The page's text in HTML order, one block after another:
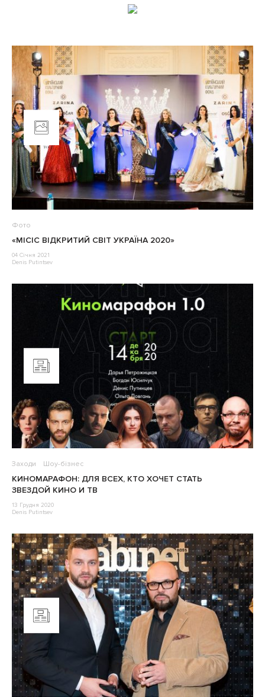
Фото
«МІСІС ВІДКРИТИЙ СВІТ УКРАЇНА 2020»
04 Січня 2021
Denis Putintsev
Заходи Шоу-бізнес
КИНОМАРАФОН: ДЛЯ ВСЕХ, КТО ХОЧЕТ СТАТЬ
ЗВЕЗДОЙ КИНО И ТВ
13 Грудня 2020
Denis Putintsev